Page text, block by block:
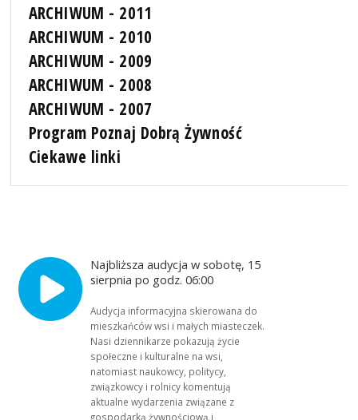
ARCHIWUM - 2011
ARCHIWUM - 2010
ARCHIWUM - 2009
ARCHIWUM - 2008
ARCHIWUM - 2007
Program Poznaj Dobrą Żywność
Ciekawe linki
Najbliższa audycja w sobotę, 15
sierpnia po godz. 06:00
Audycja informacyjna skierowana do
mieszkańców wsi i małych miasteczek.
Nasi dziennikarze pokazują życie
społeczne i kulturalne na wsi,
natomiast naukowcy, politycy,
związkowcy i rolnicy komentują
aktualne wydarzenia związane z
gospodarką żywnościową i